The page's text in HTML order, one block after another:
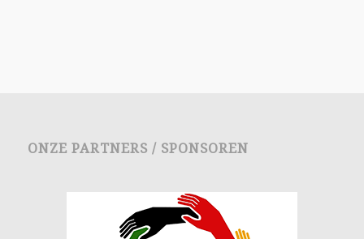
ONZE PARTNERS / SPONSOREN